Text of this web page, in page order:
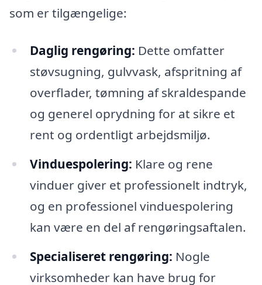
som er tilgængelige:
Daglig rengøring: Dette omfatter
støvsugning, gulvvask, afspritning af
overflader, tømning af skraldespande
og generel oprydning for at sikre et
rent og ordentligt arbejdsmiljø.
Vinduespolering: Klare og rene
vinduer giver et professionelt indtryk,
og en professionel vinduespolering
kan være en del af rengøringsaftalen.
Specialiseret rengøring: Nogle
virksomheder kan have brug for